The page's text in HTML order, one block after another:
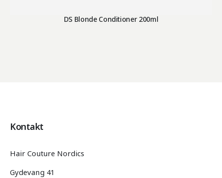
DS Blonde Conditioner 200ml
Kontakt
Hair Couture Nordics
Gydevang 41